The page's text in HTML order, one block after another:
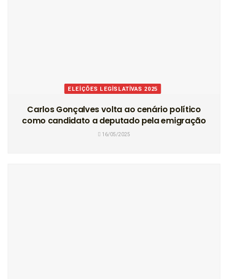
ELEIÇÕES LEGISLATIVAS 2025
Carlos Gonçalves volta ao cenário político
como candidato a deputado pela emigração
16/05/2025